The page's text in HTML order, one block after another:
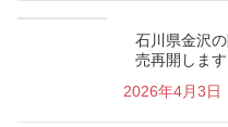
石川県金沢
売再開します
2026年4月3日